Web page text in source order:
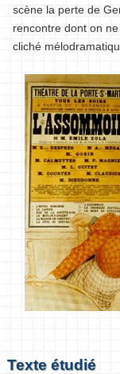
scène la perte de
rencontre dont on
cliché
Texte étudié